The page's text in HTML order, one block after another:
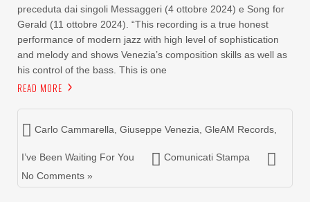
preceduta dai singoli Messaggeri (4 ottobre 2024) e Song for
Gerald (11 ottobre 2024). “This recording is a true honest
performance of modern jazz with high level of sophistication
and melody and shows Venezia’s composition skills as well as
his control of the bass. This is one
READ MORE
Carlo Cammarella Giuseppe Venezia GleAM Records
I’ve Been Waiting For You
Comunicati Stampa
No Comments »